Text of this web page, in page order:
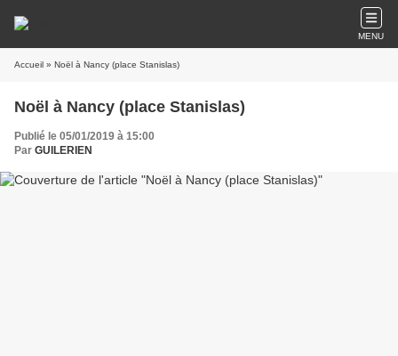
MENU
Accueil » Noël à Nancy (place Stanislas)
Noël à Nancy (place Stanislas)
Publié le 05/01/2019 à 15:00
Par GUILERIEN